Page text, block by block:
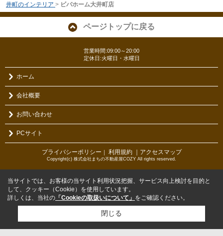
井町のインテリア > ビバホーム大井町店
ページトップに戻る
営業時間:09:00～20:00
定休日:火曜日・水曜日
ホーム
会社概要
お問い合わせ
PCサイト
プライバシーポリシー ｜ 利用規約 ｜アクセスマップ
Copyright(c) 株式会社まちの不動産屋COZY All rights reserved.
当サイトでは、お客様の当サイト利用状況把握、サービス向上検討を目的と
して、クッキー（Cookie）を使用しています。
詳しくは、当社の 「Cookieの取扱いについて」 をご確認ください。
閉じる